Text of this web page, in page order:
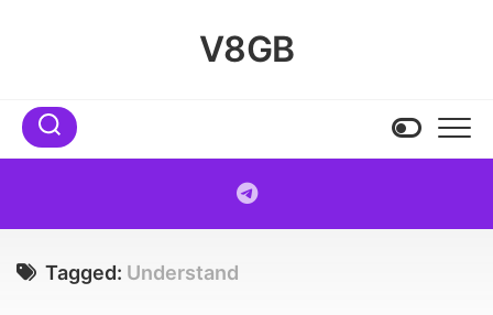
V8GB
Tagged: Understand